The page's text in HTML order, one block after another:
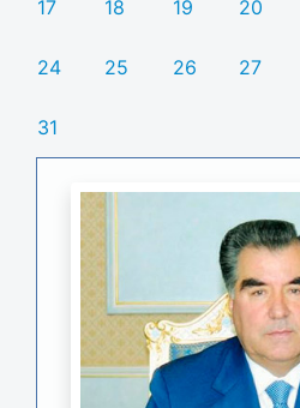
17 18 19 20
24 25 26 27
31